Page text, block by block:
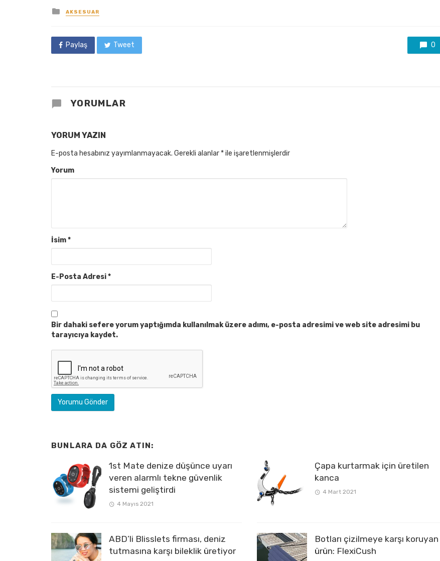
Posted
in
AKSESUAR
Paylaş Tweet 0
YORUMLAR
YORUM YAZIN
E-posta hesabınız yayımlanmayacak. Gerekli alanlar *ile işaretlenmişlerdir
Yorum
İsim*
E-Posta Adresi*
Bir dahaki sefere yorum yaptığımda kullanılmak üzere adımı, e-posta adresimi ve web site adresimi bu
tarayıcıya kaydet.
BUNLARA DA GÖZ ATIN:
1st Mate denize düşünce uyarı
veren alarmlı tekne güvenlik
sistemi geliştirdi
4 Mayıs 2021
ABD’li Blisslets firması, deniz
tutmasına karşı bileklik üretiyor
Çapa kurtarmak için üretilen
kanca
4 Mart 2021
Botları çizilmeye karşı koruyan
ürün: FlexiCush